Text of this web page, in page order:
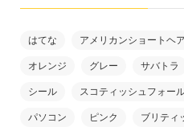
はてな アメリカンショートヘア
オレンジ グレー サバトラ
シール スコティッシュフォー
パソコン ピンク ブリティ